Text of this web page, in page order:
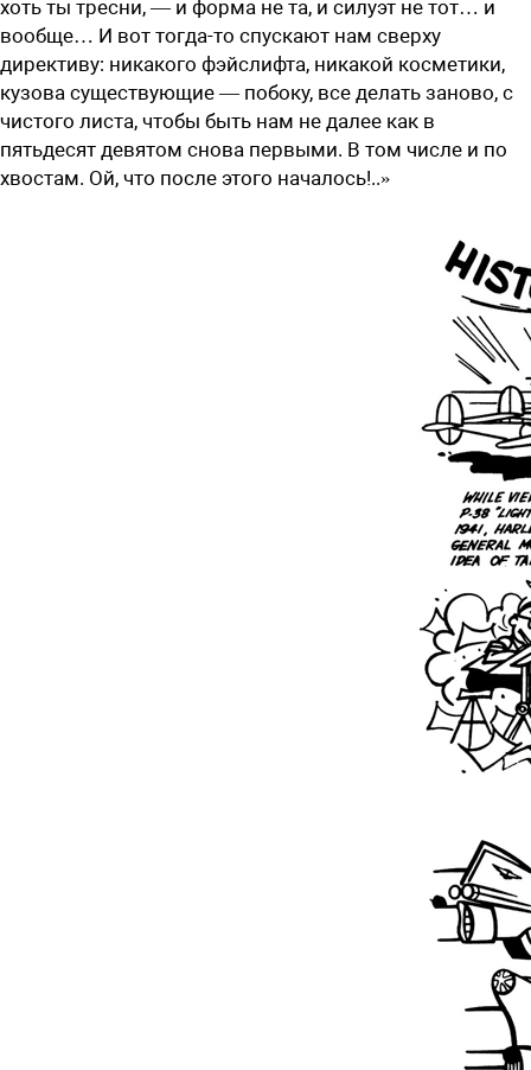
хоть ты тресни, — и форма не та, и силуэт не тот… и
вообще… И вот тогда-то спускают нам сверху
директиву: никакого фэйслифта, никакой косметики,
кузова существующие — побоку, все делать заново, с
чистого листа, чтобы быть нам не далее как в
пятьдесят девятом снова первыми. В том числе и по
хвостам. Ой, что после этого началось!..»